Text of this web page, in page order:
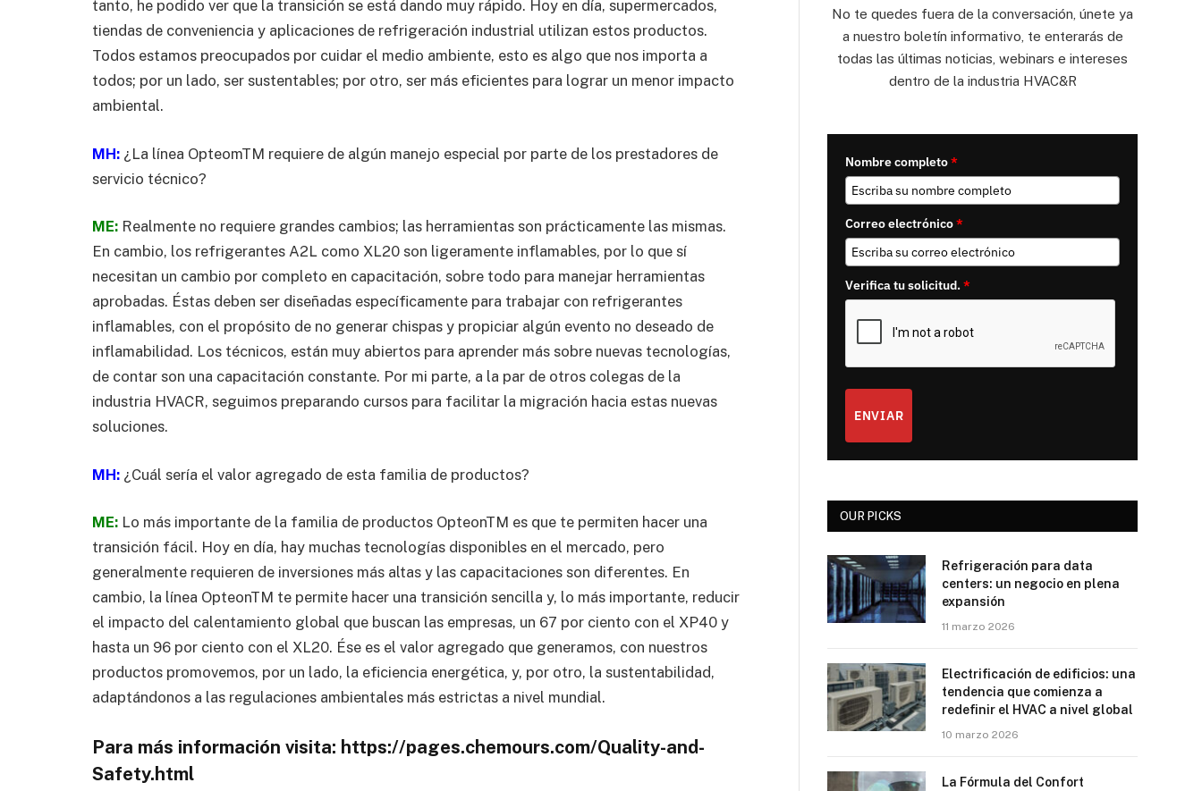
tanto, he podido ver que la transición se está dando muy rápido. Hoy en día, supermercados,
tiendas de conveniencia y aplicaciones de refrigeración industrial utilizan estos productos.
Todos estamos preocupados por cuidar el medio ambiente, esto es algo que nos importa a
todos; por un lado, ser sustentables; por otro, ser más eficientes para lograr un menor impacto
ambiental.
MH: ¿La línea OpteomTM requiere de algún manejo especial por parte de los prestadores de
servicio técnico?
ME: Realmente no requiere grandes cambios; las herramientas son prácticamente las mismas.
En cambio, los refrigerantes A2L como XL20 son ligeramente inflamables, por lo que sí
necesitan un cambio por completo en capacitación, sobre todo para manejar herramientas
aprobadas. Éstas deben ser diseñadas específicamente para trabajar con refrigerantes
inflamables, con el propósito de no generar chispas y propiciar algún evento no deseado de
inflamabilidad. Los técnicos, están muy abiertos para aprender más sobre nuevas tecnologías,
de contar son una capacitación constante. Por mi parte, a la par de otros colegas de la
industria HVACR, seguimos preparando cursos para facilitar la migración hacia estas nuevas
soluciones.
MH: ¿Cuál sería el valor agregado de esta familia de productos?
ME: Lo más importante de la familia de productos OpteonTM es que te permiten hacer una
transición fácil. Hoy en día, hay muchas tecnologías disponibles en el mercado, pero
generalmente requieren de inversiones más altas y las capacitaciones son diferentes. En
cambio, la línea OpteonTM te permite hacer una transición sencilla y, lo más importante, reducir
el impacto del calentamiento global que buscan las empresas, un 67 por ciento con el XP40 y
hasta un 96 por ciento con el XL20. Ése es el valor agregado que generamos, con nuestros
productos promovemos, por un lado, la eficiencia energética, y, por otro, la sustentabilidad,
adaptándonos a las regulaciones ambientales más estrictas a nivel mundial.
Para más información visita: https://pages.chemours.com/Quality-and-
Safety.html
No te quedes fuera de la conversación, únete ya
a nuestro boletín informativo, te enterarás de
todas las últimas noticias, webinars e intereses
dentro de la industria HVAC&R
Nombre completo*
Correo electrónico*
Verifica tu solicitud.*
ENVIAR
OUR PICKS
Refrigeración para data
centers: un negocio en plena
expansión
11 marzo 2026
Electrificación de edificios: una
tendencia que comienza a
redefinir el HVAC a nivel global
10 marzo 2026
La Fórmula del Confort